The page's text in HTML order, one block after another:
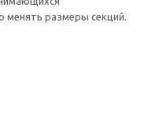
менять размеры секций.